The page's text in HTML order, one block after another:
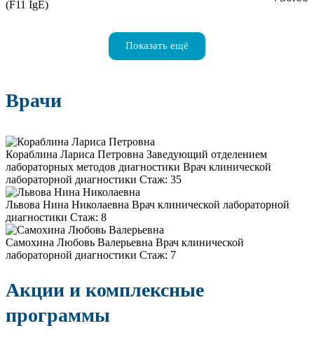
(F11 IgE)
Показать ещё
Врачи
Кораблина Лариса Петровна Заведующий отделением
лабораторных методов диагностики Врач клинической
лабораторной диагностики Стаж: 35
Львова Нина Николаевна Врач клинической лабораторной
диагностики Стаж: 8
Самохина Любовь Валерьевна Врач клинической
лабораторной диагностики Стаж: 7
Акции и комплексные
программы